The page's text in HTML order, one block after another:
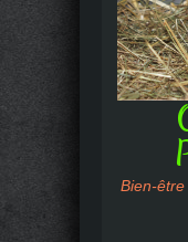
Bien-être